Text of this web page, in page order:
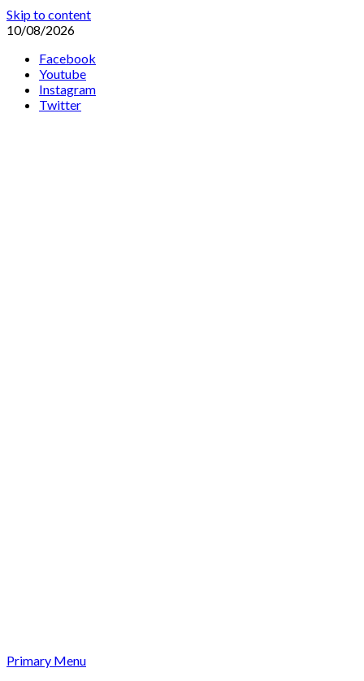
Skip to content
10/08/2026
Facebook
Youtube
Instagram
Twitter
Primary Menu